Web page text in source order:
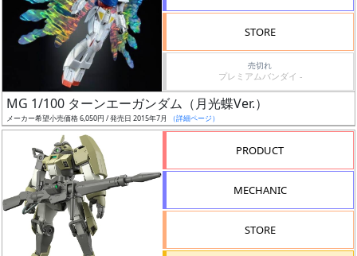
グ
レ
STORE
売切れ
プレミアムバンダイ -
MG 1/100 ターンエーガンダム（月光蝶Ver.）
メーカー希望小売価格 6,050円 / 発売日 2015年7月 （詳細ページ）
PRODUCT
MECHANIC
STORE